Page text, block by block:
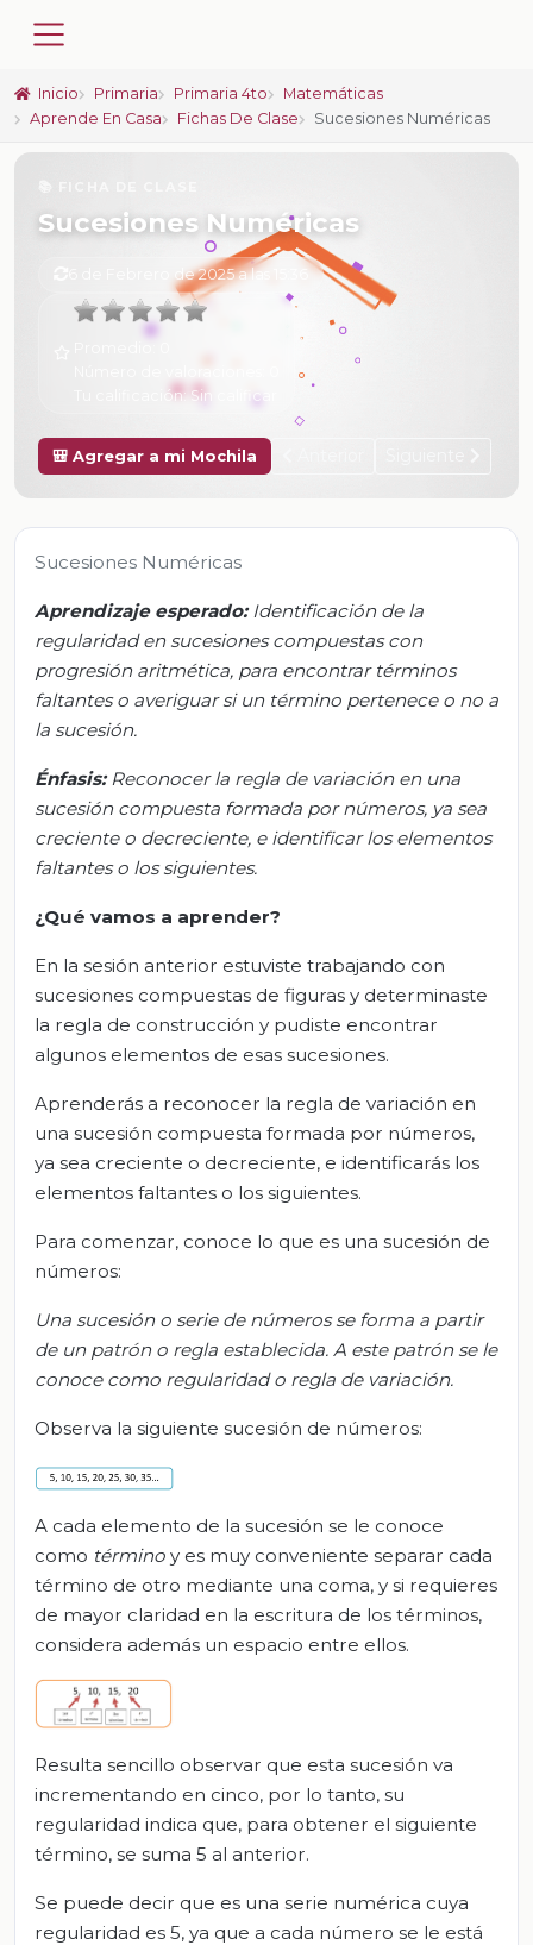
Inicio Primaria Primaria 4to
Matemáticas
Aprende En Casa
Fichas De Clase Sucesiones Numéricas
Sucesiones Numéricas
6 de Febrero de 2025 a las 15:36
Tu calificación: Sin calificar
🎒 Agregar a mi Mochila
Sucesiones Numéricas
Aprendizaje esperado:Identificación de la
regularidad en sucesiones compuestas con
progresión aritmética, para encontrar términos
faltantes o averiguar si un término pertenece o no a
la sucesión.
Énfasis:Reconocer la regla de variación en una
sucesión compuesta formada por números, ya sea
creciente o decreciente, e identificar los elementos
faltantes o los siguientes.
¿Qué vamos a aprender?
En la sesión anterior estuviste trabajando con
sucesiones compuestas de figuras y determinaste
la regla de construcción y pudiste encontrar
algunos elementos de esas sucesiones.
Aprenderás a reconocer la regla de variación en
una sucesión compuesta formada por números,
ya sea creciente o decreciente, e identificarás los
elementos faltantes o los siguientes.
Para comenzar, conoce lo que es una sucesión de
números:
Una sucesión o serie de números se forma a partir
de un patrón o regla establecida. A este patrón se le
conoce como regularidad o regla de variación.
Observa la siguiente sucesión de números:
A cada elemento de la sucesión se le conoce
como término y es muy conveniente separar cada
término de otro mediante una coma, y si requieres
de mayor claridad en la escritura de los términos,
considera además un espacio entre ellos.
Resulta sencillo observar que esta sucesión va
incrementando en cinco, por lo tanto, su
regularidad indica que, para obtener el siguiente
término, se suma 5 al anterior.
Se puede decir que es una serie numérica cuya
regularidad es 5, ya que a cada número se le está